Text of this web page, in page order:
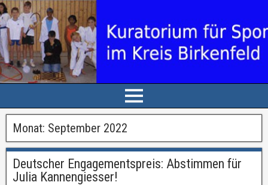
Monat: September 2022
Deutscher Engagementspreis: Abstimmen für
Julia Kannengiesser!